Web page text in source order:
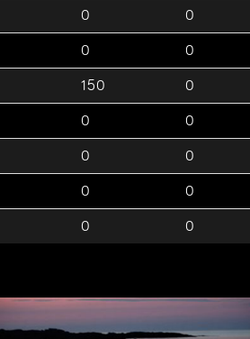
0 0
0 0
150 0
0 0
0 0
0 0
0 0